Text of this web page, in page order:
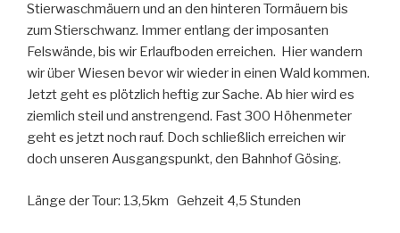
Stierwaschmäuern und an den hinteren Tormäuern bis
zum Stierschwanz. Immer entlang der imposanten
Felswände, bis wir Erlaufboden erreichen. Hier wandern
wir über Wiesen bevor wir wieder in einen Wald kommen.
Jetzt geht es plötzlich heftig zur Sache. Ab hier wird es
ziemlich steil und anstrengend. Fast 300 Höhenmeter
geht es jetzt noch rauf. Doch schließlich erreichen wir
doch unseren Ausgangspunkt, den Bahnhof Gösing.
Länge der Tour: 13,5km Gehzeit 4,5 Stunden